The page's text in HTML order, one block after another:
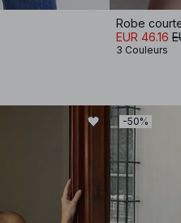
EUR 46.16
3 Couleurs
-50%